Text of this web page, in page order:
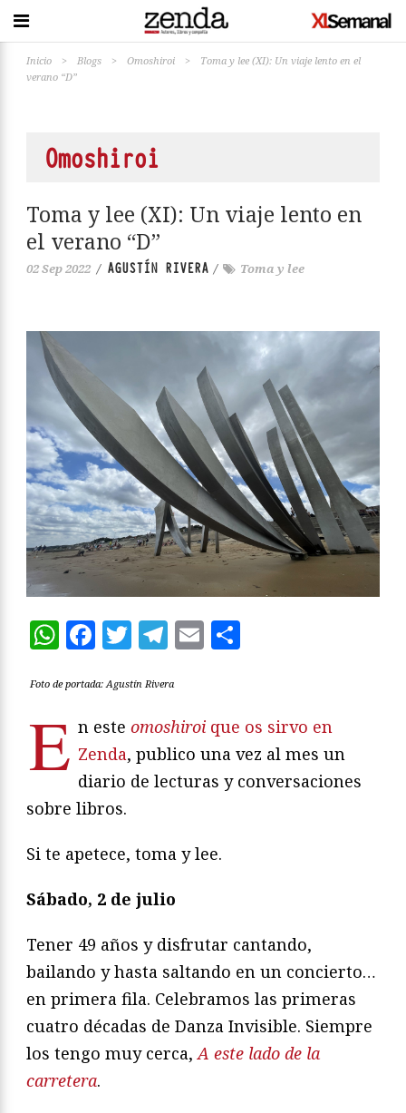
Inicio > Blogs > Omoshiroi >
Toma y lee (XI): Un viaje lento en el
verano “D”
Omoshiroi
Toma y lee (XI): Un viaje lento en
el verano “D”
02 Sep 2022 / AGUSTÍN RIVERA / Toma y lee
WhatsApp
Facebook
Twitter
Telegram
Email
Foto de portada: Agustín Rivera
E n este omoshiroi que os sirvo en
Zenda, publico una vez al mes un
diario de lecturas y conversaciones
sobre libros.
Si te apetece, toma y lee.
Sábado, 2 de julio
Tener 49 años y disfrutar cantando,
bailando y hasta saltando en un concierto…
en primera fila. Celebramos las primeras
cuatro décadas de Danza Invisible. Siempre
los tengo muy cerca, A este lado de la
carretera.